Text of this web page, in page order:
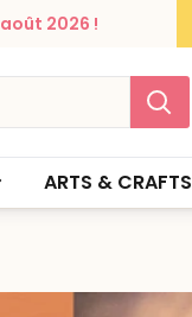
2026 !
ARTS & CRAFTS